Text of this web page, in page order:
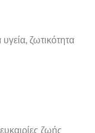
ζωτικότητα
ζωής